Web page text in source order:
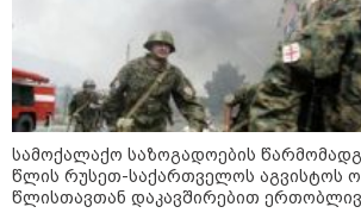
ყველაზე კარგი/
სამოქალაქო საზოგადოების
წლის რუსეთ-საქართველოს აგვისტოს
წლისთავთან დაკავშირებით ერთობლივ